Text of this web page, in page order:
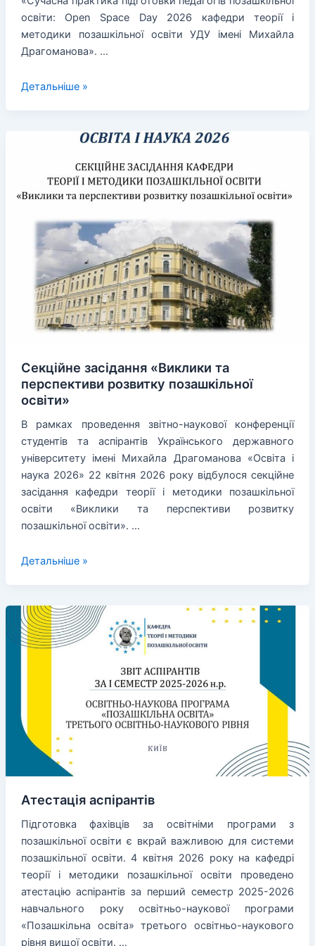
освіти: Open Space Day 2026 кафедри теорії і
методики позашкільної освіти УДУ імені Михайла
Драгоманова». …
ХХVI
Детальніше »
Секційне засідання «Виклики та
перспективи розвитку позашкільної
освіти»
В рамках проведення звітно-наукової конференції
студентів та аспірантів Українського державного
університету імені Михайла Драгоманова «Освіта і
наука 2026» 22 квітня 2026 року відбулося секційне
засідання кафедри теорії і методики позашкільної
освіти «Виклики та перспективи розвитку
позашкільної освіти». …
Секційне
та
перспективи
розвитку
Детальніше »
Атестація аспірантів
Підготовка фахівців за освітніми програми з
позашкільної освіти є вкрай важливою для системи
позашкільної освіти. 4 квітня 2026 року на кафедрі
теорії і методики позашкільної освіти проведено
атестацію аспірантів за перший семестр 2025-2026
навчального року освітньо-наукової програми
«Позашкільна освіта» третього освітньо-наукового
рівня вищої освіти. …